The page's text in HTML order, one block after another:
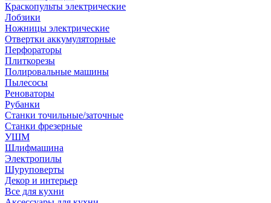
Краскопульты электрические
Лобзики
Ножницы электрические
Отвертки аккумуляторные
Перфораторы
Плиткорезы
Полировальные машины
Пылесосы
Реноваторы
Рубанки
Станки точильные/заточные
Станки фрезерные
УШМ
Шлифмашина
Электропилы
Шуруповерты
Декор и интерьер
Все для кухни